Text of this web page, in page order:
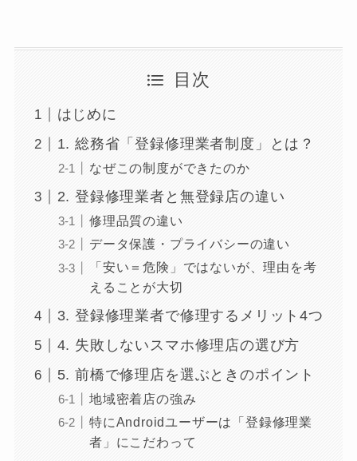
目次
はじめに
1. 総務省「登録修理業者制度」とは？
なぜこの制度ができたのか
2. 登録修理業者と無登録店の違い
修理品質の違い
データ保護・プライバシーの違い
「安い＝危険」ではないが、理由を考
えることが大切
3. 登録修理業者で修理するメリット4つ
4. 失敗しないスマホ修理店の選び方
5. 前橋で修理店を選ぶときのポイント
地域密着店の強み
特にAndroidユーザーは「登録修理業
者」にこだわって